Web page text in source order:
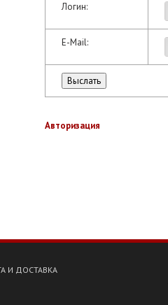
Логин:
E-Mail:
Авторизация
И ДОСТАВКА